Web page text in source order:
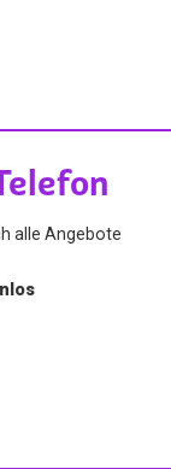
alle Angebote